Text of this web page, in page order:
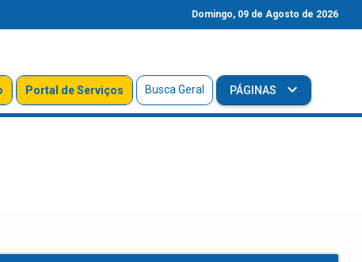
Domingo, 09 de Agosto de 2026
Portal de Serviços Busca Geral PÁGINAS